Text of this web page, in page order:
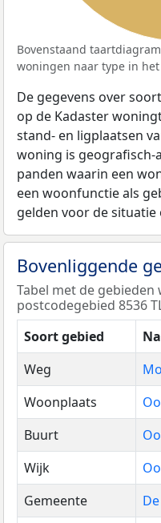
Bovenstaand
woningen naar type in
De gegevens over
op de Kadaster
stand- en ligplaatsen
woning is
panden waarin een
een woonfunctie als
gelden voor de situatie
Bovenliggende
Tabel met de
postcodegebied 8536
Soort gebied
Weg
Woonplaats
Buurt
Wijk
Gemeente